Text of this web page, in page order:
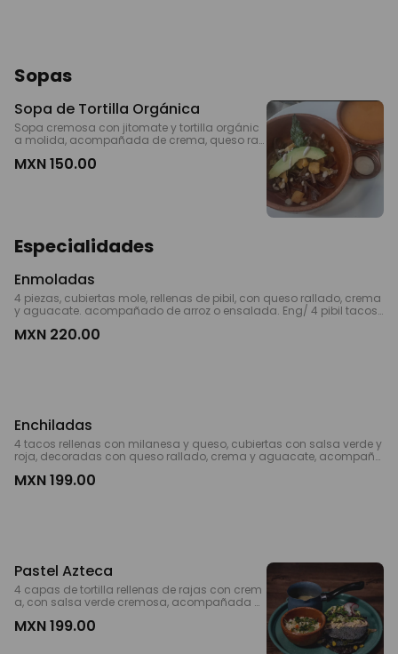
Sopas
Sopa de Tortilla Orgánica
Sopa cremosa con jitomate y tortilla orgánic
a molida, acompañada de crema, queso ray
amy tortilla and tomato soup, decorated with
MXN 150.00
Especialidades
Enmoladas
4 piezas, cubiertas mole, rellenas de pibil, con queso rallado, crema
y aguacate. acompañado de arroz o ensalada. Eng/ 4 pibil tacos
ce or salad.
MXN 220.00
Enchiladas
4 tacos rellenas con milanesa y queso, cubiertas con salsa verde y
roja, decoradas con queso rallado, crema y aguacate, acompaña
d with red and green sauce, cream, cheese, avocado, beans and ri
MXN 199.00
Pastel Azteca
4 capas de tortilla rellenas de rajas con crem
a, con salsa verde cremosa, acompañada d
nt sauces, filled with a poblano rajas , melted
MXN 199.00